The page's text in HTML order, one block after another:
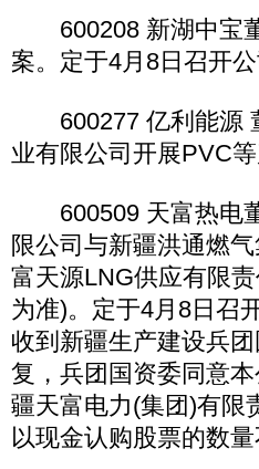
600208 新湖中宝董
案。定于4月8日召开
600277 亿利能源
业有限公司开展PVC
600509 天富热电董
限公司与新疆洪通燃
富天源LNG供应有限
为准)。定于4月8日召
收到新疆生产建设兵
复，兵团国资委同意
疆天富电力(集团)有限
以现金认购股票的数